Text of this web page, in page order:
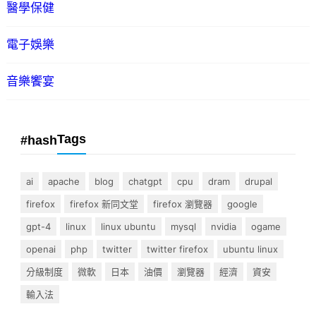
醫學保健
電子娛樂
音樂饗宴
#hashTags
ai apache blog chatgpt cpu dram
drupal
firefox
firefox 新同文堂 firefox 瀏覽器
google
gpt-4
linux linux ubuntu mysql nvidia
ogame
openai
php twitter twitter firefox
ubuntu linux
分級制度
微軟 日本 油價 瀏覽器 經濟
資安
輸入法